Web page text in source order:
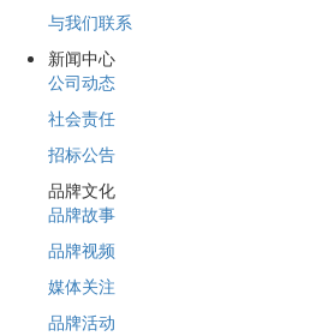
与我们联系
新闻中心
公司动态
社会责任
招标公告
品牌文化
品牌故事
品牌视频
媒体关注
品牌活动